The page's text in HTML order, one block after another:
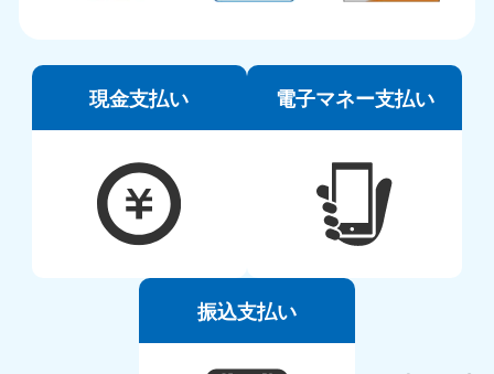
現金支払い 電子マネー支払い
振込支払い